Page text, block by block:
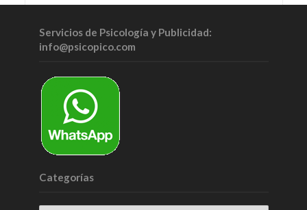
Servicios de Psicología y Publicidad:
info@psicopico.com
Categorías